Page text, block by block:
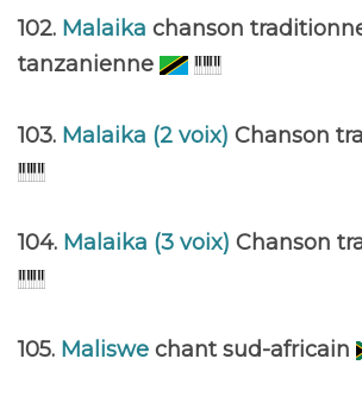
102. Malaika chanson
tanzanienne
103. Malaika (2 voix) Chanson
104. Malaika (3 voix) Chanson
105. Maliswe chant sud-africain